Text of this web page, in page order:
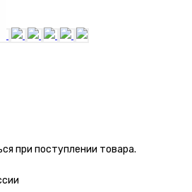
при поступлении товара.